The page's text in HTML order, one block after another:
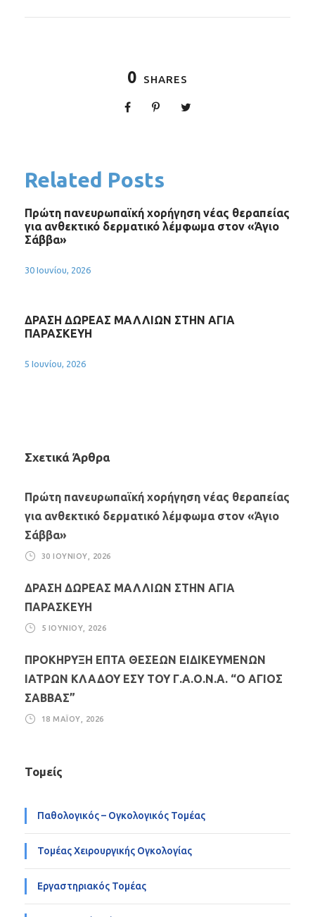
0 SHARES
Related Posts
Πρώτη πανευρωπαϊκή χορήγηση νέας θεραπείας
για ανθεκτικό δερματικό λέμφωμα στον «Άγιο
Σάββα»
30 Ιουνίου, 2026
ΔΡΑΣΗ ΔΩΡΕΑΣ ΜΑΛΛΙΩΝ ΣΤΗΝ ΑΓΙΑ
ΠΑΡΑΣΚΕΥΗ
5 Ιουνίου, 2026
Σχετικά Άρθρα
Πρώτη πανευρωπαϊκή χορήγηση νέας θεραπείας
για ανθεκτικό δερματικό λέμφωμα στον «Άγιο
Σάββα»
30 ΙΟΥΝΊΟΥ, 2026
ΔΡΑΣΗ ΔΩΡΕΑΣ ΜΑΛΛΙΩΝ ΣΤΗΝ ΑΓΙΑ
ΠΑΡΑΣΚΕΥΗ
5 ΙΟΥΝΊΟΥ, 2026
ΠΡΟΚΗΡΥΞΗ ΕΠΤΑ ΘΕΣΕΩΝ ΕΙΔΙΚΕΥΜΕΝΩΝ
ΙΑΤΡΩΝ ΚΛΑΔΟΥ ΕΣΥ ΤΟΥ Γ.Α.Ο.Ν.Α. “Ο ΑΓΙΟΣ
ΣΑΒΒΑΣ”
18 ΜΑΪ́ΟΥ, 2026
Τομείς
Παθολογικός – Ογκολογικός Τομέας
Τομέας Χειρουργικής Ογκολογίας
Εργαστηριακός Τομέας